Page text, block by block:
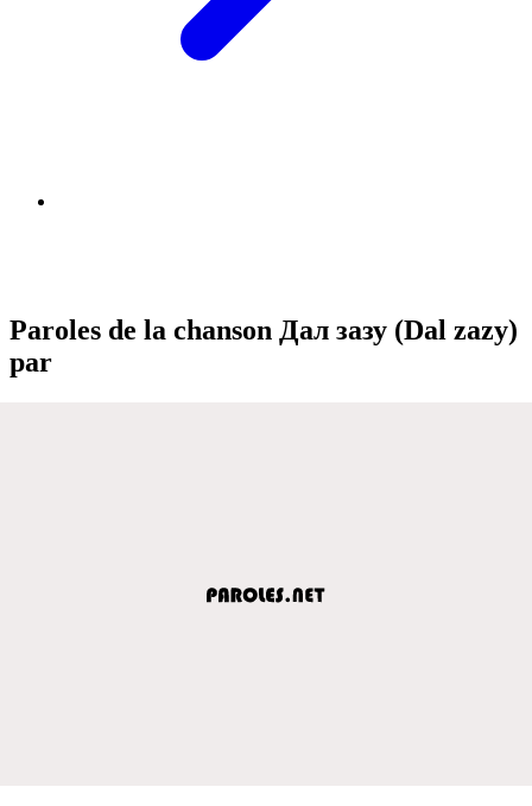
Paroles de la chanson Дал зазу (Dal zazy)
par